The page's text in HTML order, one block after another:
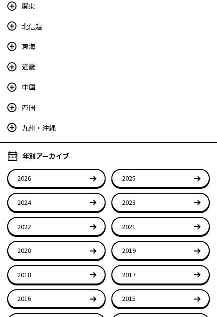
関東
北信越
東海
近畿
中国
四国
九州・沖縄
年別アーカイブ
2026 2025
2024 2023
2022 2021
2020 2019
2018 2017
2016 2015